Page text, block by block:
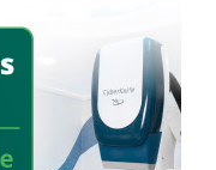
una situación de
legales
lo que las leyes